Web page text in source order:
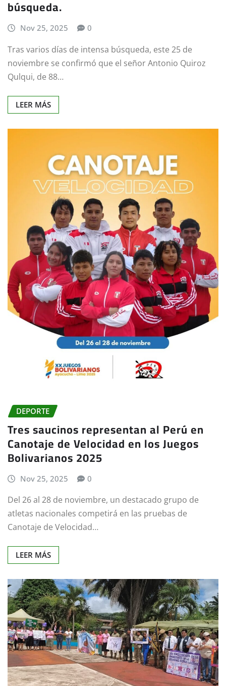
búsqueda.
Nov 25, 2025 0
Tras varios días de intensa búsqueda, este 25 de
noviembre se confirmó que el señor Antonio Quiroz
Qulqui, de 88…
LEER MÁS
DEPORTE
Tres saucinos representan al Perú en
Canotaje de Velocidad en los Juegos
Bolivarianos 2025
Nov 25, 2025 0
Del 26 al 28 de noviembre, un destacado grupo de
atletas nacionales competirá en las pruebas de
Canotaje de Velocidad…
LEER MÁS